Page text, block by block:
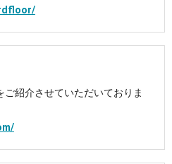
紹介させていただいておりま